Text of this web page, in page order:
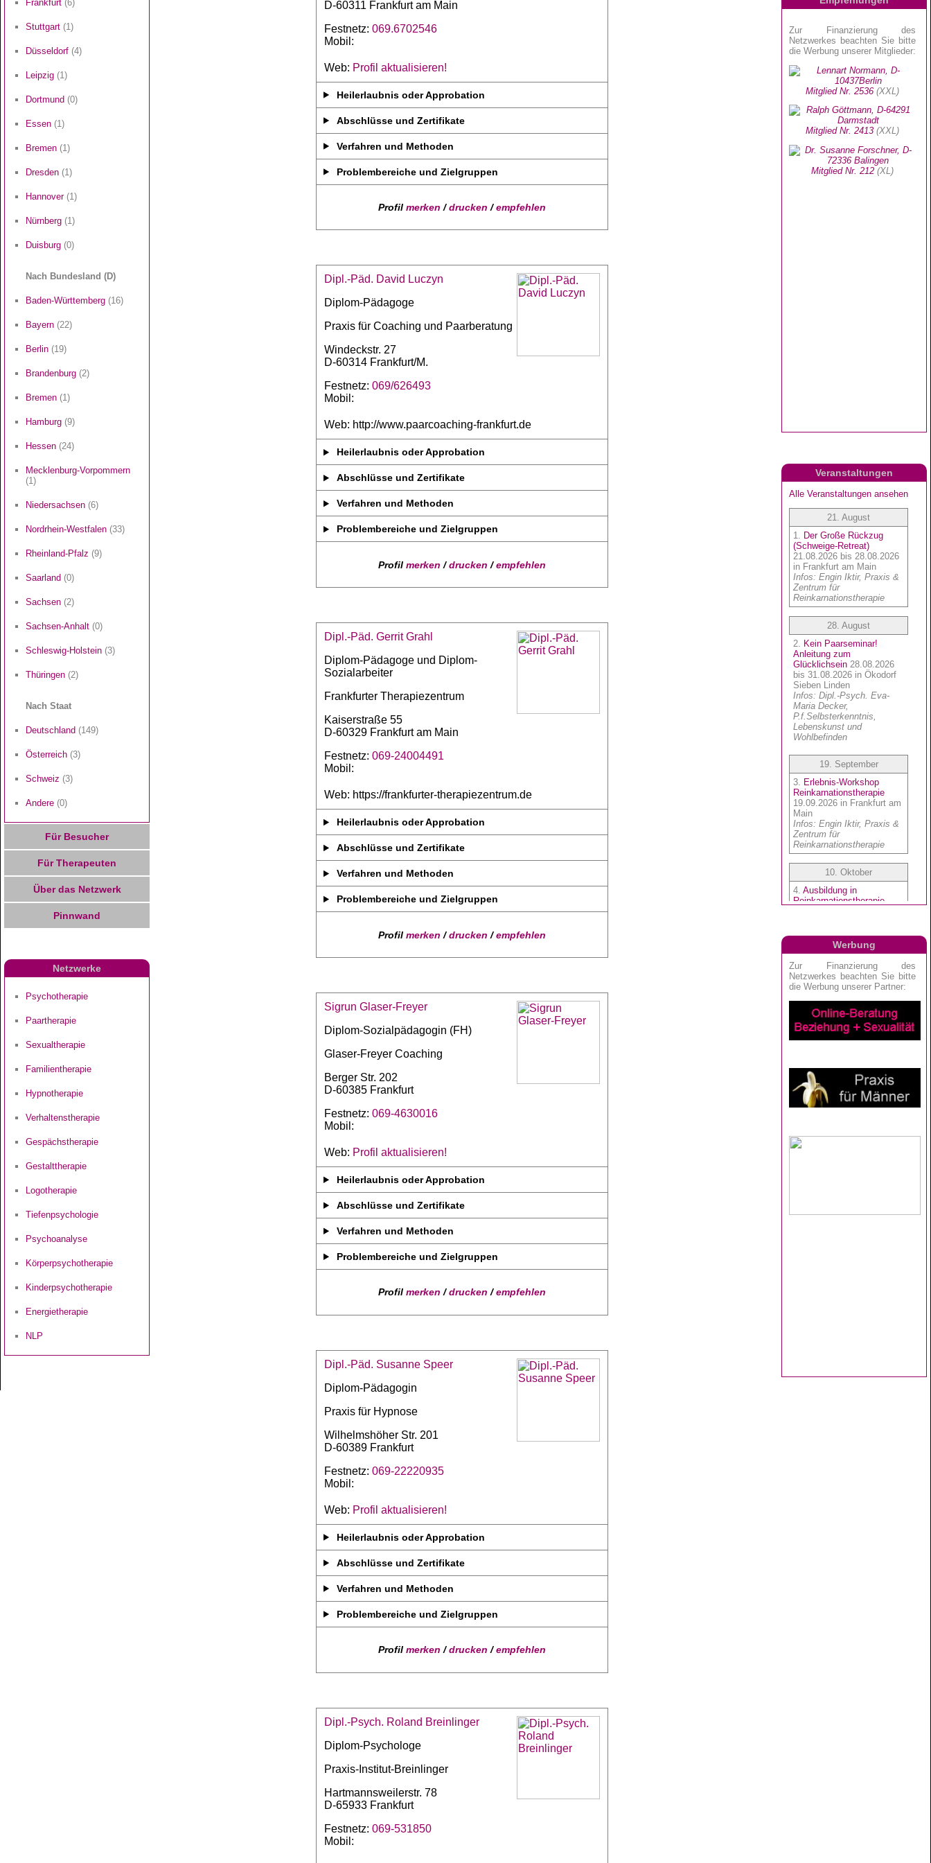
Frankfurt (6)
Stuttgart (1)
Düsseldorf (4)
Leipzig (1)
Dortmund (0)
Essen (1)
Bremen (1)
Dresden (1)
Hannover(1)
Nürnberg (1)
Duisburg (0)
Nach Bundesland (D)
Baden-Württemberg (16)
Bayern (22)
Berlin (19)
Brandenburg (2)
Bremen (1)
Hamburg (9)
Hessen (24)
Mecklenburg-Vorpommern
(1)
Niedersachsen (6)
Nordrhein-Westfalen (33)
Rheinland-Pfalz (9)
Saarland (0)
Sachsen (2)
Sachsen-Anhalt (0)
Schleswig-Holstein (3)
Thüringen (2)
Nach Staat
Deutschland (149)
Österreich (3)
Schweiz (3)
Andere (0)
Für Besucher
Für Therapeuten
Über das Netzwerk
Pinnwand
Netzwerke
Psychotherapie
Paartherapie
Sexualtherapie
Familientherapie
Hypnotherapie
Verhaltenstherapie
Gespächstherapie
Gestalttherapie
Logotherapie
Tiefenpsychologie
Psychoanalyse
Körperpsychotherapie
Kinderpsychotherapie
Energietherapie
NLP
D-60311 Frankfurt am Main
Festnetz: 069.6702546
Mobil:
Web: Profil aktualisieren!
Heilerlaubnis oder Approbation
Abschlüsse und Zertifikate
Verfahren und Methoden
Problembereiche und Zielgruppen
Profil merken /drucken /empfehlen
Dipl.-Päd. David Luczyn
Diplom-Pädagoge
Praxis für Coaching und Paarberatung
Windeckstr. 27
D-60314 Frankfurt/M.
Festnetz: 069/626493
Mobil:
Web: http://www.paarcoaching-frankfurt.de
Heilerlaubnis oder Approbation
Abschlüsse und Zertifikate
Verfahren und Methoden
Problembereiche und Zielgruppen
Profil merken /drucken /empfehlen
Dipl.-Päd. Gerrit Grahl
Diplom-Pädagoge und Diplom-
Sozialarbeiter
Frankfurter Therapiezentrum
Kaiserstraße 55
D-60329 Frankfurt am Main
Festnetz: 069-24004491
Mobil:
Web: https://frankfurter-therapiezentrum.de
Heilerlaubnis oder Approbation
Abschlüsse und Zertifikate
Verfahren und Methoden
Problembereiche und Zielgruppen
Profil merken /drucken /empfehlen
Sigrun Glaser-Freyer
Diplom-Sozialpädagogin (FH)
Glaser-Freyer Coaching
Berger Str. 202
D-60385 Frankfurt
Festnetz: 069-4630016
Mobil:
Web: Profil aktualisieren!
Heilerlaubnis oder Approbation
Abschlüsse und Zertifikate
Verfahren und Methoden
Problembereiche und Zielgruppen
Profil merken /drucken /empfehlen
Dipl.-Päd. Susanne Speer
Diplom-Pädagogin
Praxis für Hypnose
Wilhelmshöher Str. 201
D-60389 Frankfurt
Festnetz: 069-22220935
Mobil:
Web: Profil aktualisieren!
Heilerlaubnis oder Approbation
Abschlüsse und Zertifikate
Verfahren und Methoden
Problembereiche und Zielgruppen
Profil merken /drucken /empfehlen
Dipl.-Psych. Roland Breinlinger
Diplom-Psychologe
Praxis-Institut-Breinlinger
Hartmannsweilerstr. 78
D-65933 Frankfurt
Festnetz: 069-531850
Mobil:
Veranstaltungen
Werbung